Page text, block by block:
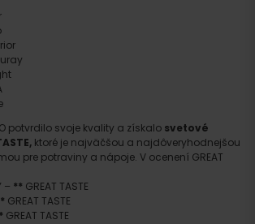
potvrdilo svoje kvality a získalo svetové
ktoré je najväčšou a najdôveryhodnejšou
pre potraviny a nápoje. V ocenení GREAT
– ** GREAT TASTE
* GREAT TASTE
* GREAT TASTE